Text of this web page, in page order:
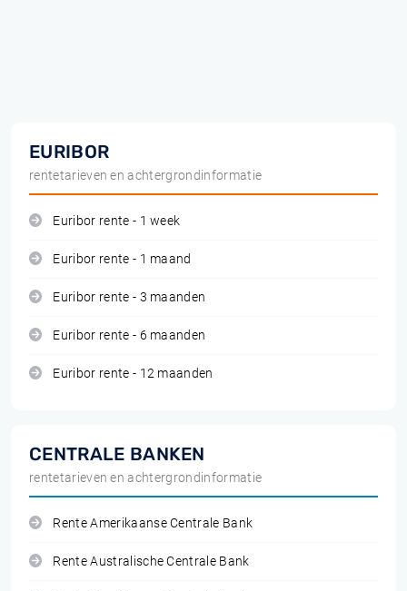
EURIBOR
rentetarieven en achtergrondinformatie
Euribor rente - 1 week
Euribor rente - 1 maand
Euribor rente - 3 maanden
Euribor rente - 6 maanden
Euribor rente - 12 maanden
CENTRALE BANKEN
rentetarieven en achtergrondinformatie
Rente Amerikaanse Centrale Bank
Rente Australische Centrale Bank